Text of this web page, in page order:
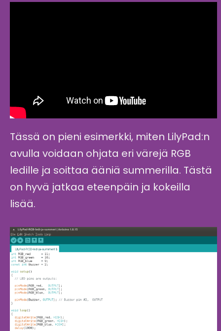
Tässä on pieni esimerkki, miten LilyPad:n
avulla voidaan ohjata eri värejä RGB
ledille ja soittaa ääniä summerilla. Tästä
on hyvä jatkaa eteenpäin ja kokeilla
lisää.